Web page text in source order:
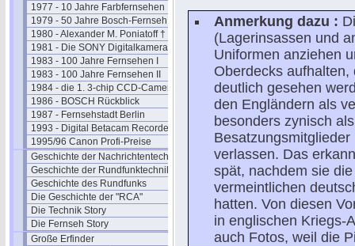
1977 - 10 Jahre Farbfernsehen
1979 - 50 Jahre Bosch-Fernseh
1980 - Alexander M. Poniatoff †
1981 - Die SONY Digitalkamera
1983 - 100 Jahre Fernsehen I
1983 - 100 Jahre Fernsehen II
1984 - die 1. 3-chip CCD-Camera
1986 - BOSCH Rückblick
1987 - Fernsehstadt Berlin
1993 - Digital Betacam Recorder
1995/96 Canon Profi-Preise
Geschichte der Nachrichtentechnik
Geschichte der Rundfunktechnik
Geschichte des Rundfunks
Die Geschichte der "RCA"
Die Technik Story
Die Fernseh Story
Große Erfinder
Anmerkung dazu :
(Lagerinsassen und
Uniformen anziehen
Oberdecks
deutlich gesehen
den Engländern als
besonders zynisch
verlassen. Das
spät, nachdem sie
vermeintlichen
hatten. Von diesen
in englischen Kriegs-
auch Fotos, weil die